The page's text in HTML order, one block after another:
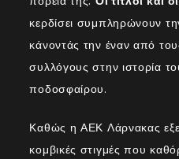
κερδίσει συμπληρώνουν
κάνοντάς την έναν από
συλλόγους στην ιστορία
ποδοσφαίρου.
Καθώς η ΑΕΚ Λάρνακας
κομβικές στιγμές που